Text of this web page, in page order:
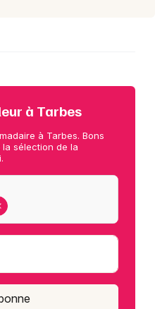
à Tarbes
à Tarbes. Bons
sélection de la